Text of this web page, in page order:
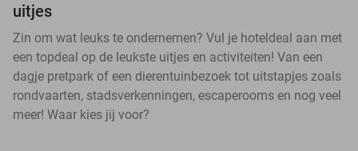
uitjes
Zin om wat leuks te ondernemen? Vul je hoteldeal aan met
een topdeal op de leukste uitjes en activiteiten! Van een
dagje pretpark of een dierentuinbezoek tot uitstapjes zoals
rondvaarten, stadsverkenningen, escaperooms en nog veel
meer! Waar kies jij voor?